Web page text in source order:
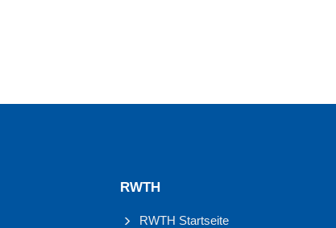
RWTH
RWTH Startseite